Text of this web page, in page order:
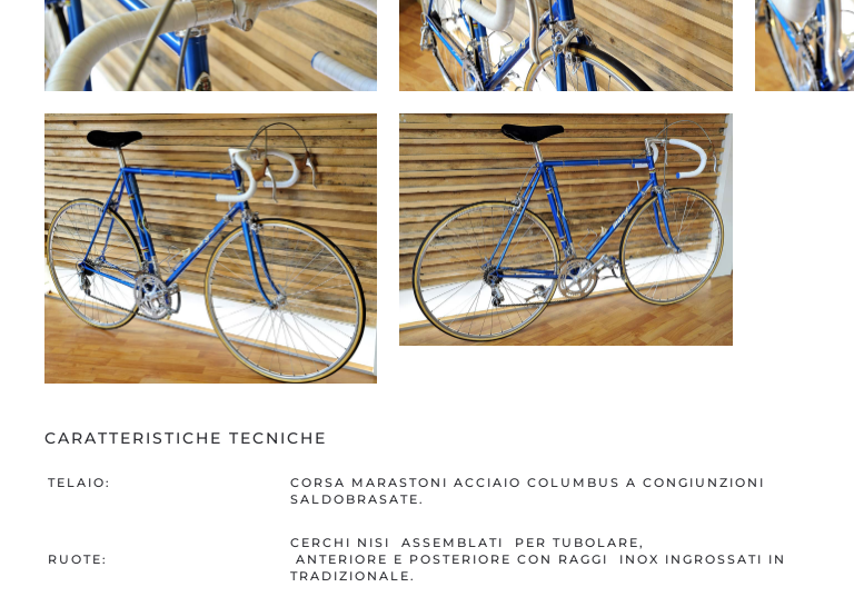
CARATTERISTICHE TECNICHE
TELAIO:
CORSA MARASTONI ACCIAIO COLUMBUS A CONGIUNZIONI
SALDOBRASATE.
RUOTE:
CERCHI NISI ASSEMBLATI PER TUBOLARE,
ANTERIORE E POSTERIORE CON RAGGI INOX INGROSSATI IN
TRADIZIONALE.